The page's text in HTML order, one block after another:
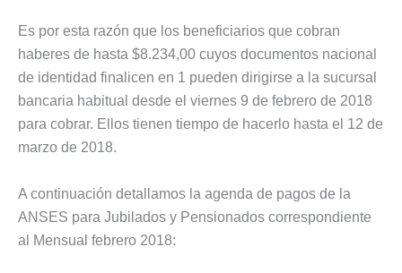
Es por esta razón que los beneficiarios que cobran
haberes de hasta $8.234,00 cuyos documentos nacional
de identidad finalicen en 1 pueden dirigirse a la sucursal
bancaria habitual desde el viernes 9 de febrero de 2018
para cobrar. Ellos tienen tiempo de hacerlo hasta el 12 de
marzo de 2018.
A continuación detallamos la agenda de pagos de la
ANSES para Jubilados y Pensionados correspondiente
al Mensual febrero 2018: